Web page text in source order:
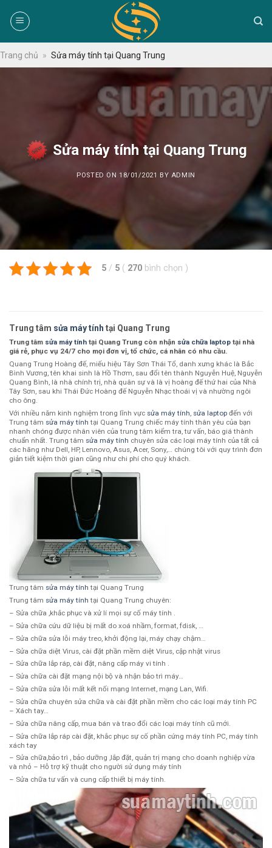
Trang chủ » Sửa máy tính tại Quang Trung
Sửa máy tính tại Quang Trung
POSTED ON 18/01/2021 BY ADMIN
5 / 5 ( 270 bình chọn )
Trung tâm sửa máy tính tại Quang Trung
Trung tâm sửa máy tính tại Quang Trung còn nhận sửa chữa laptop tại nhà
giá rẻ, phục vụ 24/7 cho mọi đơn vị, tổ chức, cá nhân có nhu cầu.
Quang Trung Hoàng đế, miếu hiệu Tây Sơn Thái Tổ, danh xưng khác là Bắc
Bình Vương, tên khai sinh là Hồ Thơm, sau đổi tên thành Nguyễn Huệ, Nguyễn
Quang Bình, là nhà chính trị, nhà quân sự và là vị hoàng đế thứ hai của Nhà
Tây Sơn, sau khi Thái Đức Hoàng đế Nguyễn Nhạc thoái vị và nhường ngôi
cho ông.
Với nhiều năm kinh nghiệm trong lĩnh vực sửa máy tính sửa laptop đến với
Trung tâm sửa máy tính tại Quang Trung chiếc máy tính thân yêu của bạn
nhanh chóng được nhân viên của trung tâm kiểm tra, tư vấn, báo giá thành
chuẩn nhất. Trung tâm sửa máy tính chuyên sửa các loại máy tính của tất cả
các hãng như Dell, HP, Lennovo, Asus, Acer, Sony,… chúng tôi với quy trình đơn
giản tiết kiệm thời gian cũng như chi phí cho quý khách.
Trung tâm sửa máy tính tại Quang Trung
Trung tâm sửa máy tính tại Quang Trung chuyên:
– Sửa chữa ,khắc phục và xử lí mọi sự cố máy tính .
– Sửa chữa cứu dữ liệu bị mất do xoá nhầm, format, fdisk, …
– Sửa chữa sửa lỗi máy treo, khởi động lại, máy chạy chậm…
– Sửa chữa diệt Virus, cài đặt phần mềm diệt Virus, cập nhật virus
– Sửa chữa lắp ráp, cài đặt, nâng cấp máy vi tính .
– Sửa chữa cài đặt mạng nội bộ và nhận bảo trì máy…
– Sửa chữa sửa lỗi mất kết nối mạng Internet, mạng Lan, Wifi.
– Sửa chữa chuyên sửa chữa và cài đặt phần mềm cho các loại máy tính PC
– Xách tay…
– Sửa chữa nâng cấp, mua bán và trao đổi các loại máy tính cũ mới.
– Sửa chữa lắp ráp cài đặt, khắc phục sự cố phần cứng máy tính PC, máy tính
xách tay
– Sửa chữa,bảo trì , bảo dưỡng ,lắp đặt, quản trị mạng cho doanh nghiệp vừa
và nhỏ – Hỗ trợ kỹ thuật cho người sử dụng máy tính
– Sửa chữa tư vấn và cung cấp thiết bị máy tính.